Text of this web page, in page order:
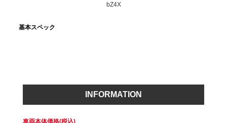
bZ4X
基本スペック
INFORMATION